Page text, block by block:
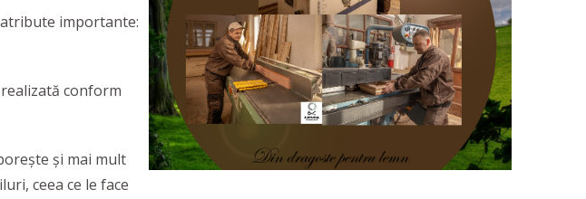
importante:
conform
și mai mult
ceea ce le face